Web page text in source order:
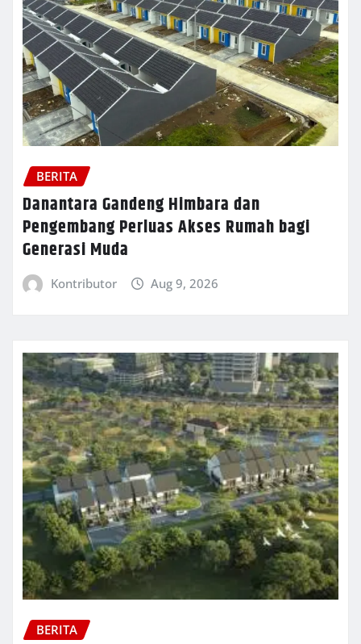
BERITA
Danantara Gandeng Himbara dan
Pengembang Perluas Akses Rumah bagi
Generasi Muda
Kontributor Aug 9, 2026
BERITA